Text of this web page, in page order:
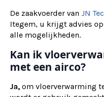
De zaakvoerder van JN
Itegem, u krijgt advies op
alle mogelijkheden.
Kan ik
met een airco?
Ja, om vloerverwarming